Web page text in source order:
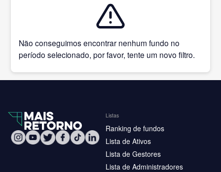
Não conseguimos encontrar nenhum fundo no
período selecionado, por favor, tente um novo filtro.
Listas
Ranking de fundos
Lista de Ativos
Lista de Gestores
Lista de Administradores